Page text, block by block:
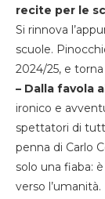
recite per le
Si rinnova
scuole.
2024/25, e
– Dalla favola
ironico e
spettatori di
penna di Carlo
solo una fiaba:
verso l’umanità.